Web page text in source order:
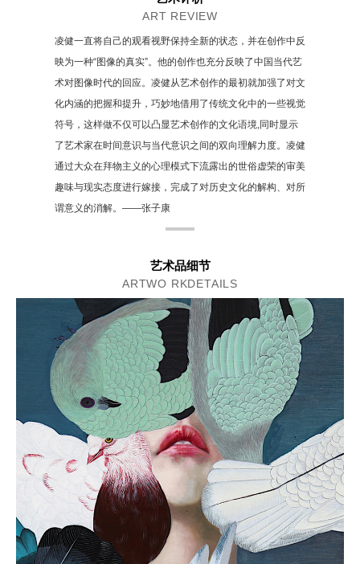
ART REVIEW
凌健一直将自己的观看视野保持全新的状态，并在创作中反
映为一种“图像的真实”。他的创作也充分反映了中国当代艺
术对图像时代的回应。凌健从艺术创作的最初就加强了对文
化内涵的把握和提升，巧妙地借用了传统文化中的一些视觉
符号，这样做不仅可以凸显艺术创作的文化语境,同时显示
了艺术家在时间意识与当代意识之间的双向理解力度。凌健
通过大众在拜物主义的心理模式下流露出的世俗虚荣的审美
趣味与现实态度进行嫁接，完成了对历史文化的解构、对所
谓意义的消解。——张子康
艺术品细节
ARTWO RKDETAILS